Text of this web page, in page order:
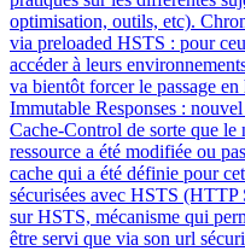
optimisation, outils, etc).
via preloaded HSTS : pour
accéder à leurs
va bientôt forcer le passage
Immutable Responses :
Cache-Control de sorte que
ressource a été modifiée ou
cache qui a été définie pour
sécurisées avec HSTS
sur HSTS, mécanisme qui
être servi que via son url